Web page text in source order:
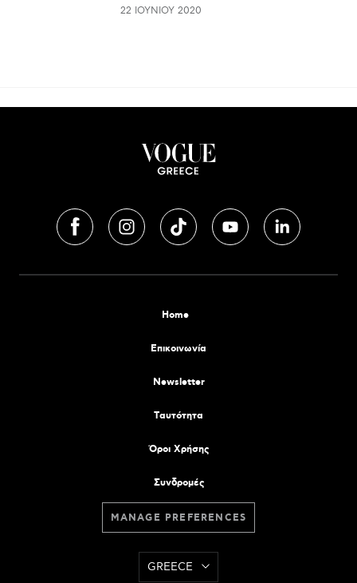
22 ΙΟΥΝΊΟΥ 2020
Home
Επικοινωνία
Newsletter
Tαυτότητα
Όροι Χρήσης
Συνδρομές
MANAGE PREFERENCES
GREECE